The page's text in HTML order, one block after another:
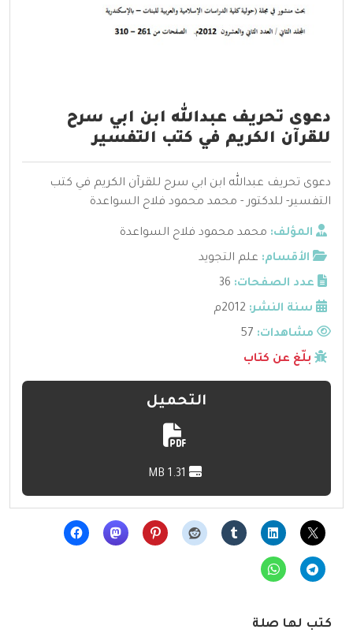
دعوى تحريف عبدالله ابن ابي سرح
للقرآن الكريم في كتب التفسير
دعوى تحريف عبدالله ابن ابي سرح للقرآن الكريم في كتب
التفسير- للدكتور - محمد محمود فلاح السواعدة
المؤلف: محمد محمود فلاح السواعدة
الأقسام: علم التجويد
عدد الصفحات: 36
سنة النشر: 2012م
مشاهدات:
بلّغ عن كتاب
التحميل
كتب لها صلة